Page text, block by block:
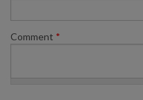
Comment *